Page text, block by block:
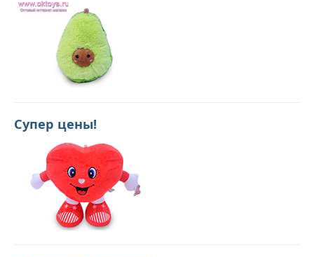
Супер цены!